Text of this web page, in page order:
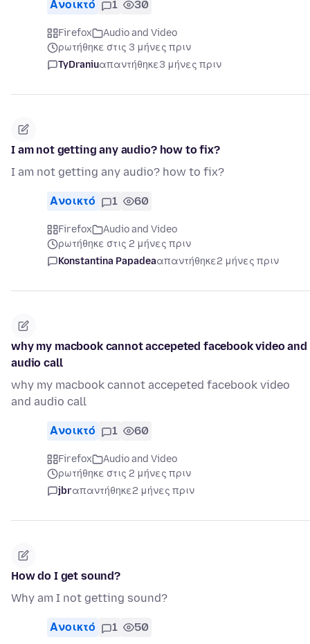
Ανοικτό 1 30
Firefox
Audio and Video
ρωτήθηκε στις 3 μήνες πριν
TyDraniuαπαντήθηκε3 μήνες πριν
I am not getting any audio? how to fix?
I am not getting any audio? how to fix?
Ανοικτό 1 60
Firefox
Audio and Video
ρωτήθηκε στις 2 μήνες πριν
Konstantina Papadeaαπαντήθηκε2 μήνες πριν
why my macbook cannot accepeted facebook video and
audio call
why my macbook cannot accepeted facebook video
and audio call
Ανοικτό 1 60
Firefox
Audio and Video
ρωτήθηκε στις 2 μήνες πριν
jbrαπαντήθηκε2 μήνες πριν
How do I get sound?
Why am I not getting sound?
Ανοικτό 1 50